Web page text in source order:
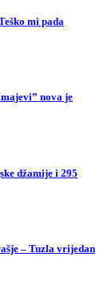
mi pada
nova je
džamije i 295
– Tuzla vrijedan